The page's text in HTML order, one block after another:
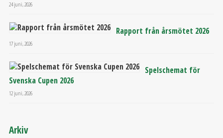
24 juni, 2026
Rapport från årsmötet 2026
17 juni, 2026
Spelschemat för
Svenska Cupen 2026
12 juni, 2026
Arkiv